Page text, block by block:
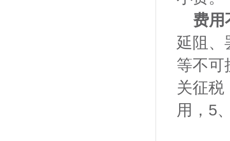
费用
延阻、
等不可
关征税
用，5